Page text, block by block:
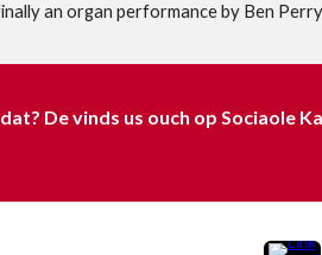
an organ performance by Ben
De vinds us ouch op Sociaole